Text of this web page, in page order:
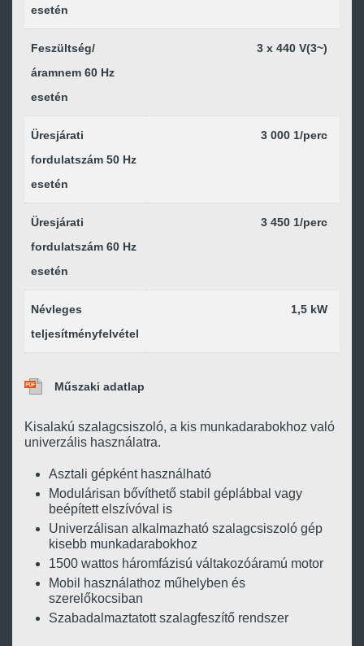
esetén
Feszültség/
áramnem 60 Hz
esetén
3 x 440 V(3~)
Üresjárati
fordulatszám 50 Hz
esetén
3 000 1/perc
Üresjárati
fordulatszám 60 Hz
esetén
3 450 1/perc
Névleges
teljesítményfelvétel
1,5 kW
Műszaki adatlap
Kisalakú szalagcsiszoló, a kis munkadarabokhoz való
univerzális használatra.
Asztali gépként használható
Modulárisan bővíthető stabil géplábbal vagy
beépített elszívóval is
Univerzálisan alkalmazható szalagcsiszoló gép
kisebb munkadarabokhoz
1500 wattos háromfázisú váltakozóáramú motor
Mobil használathoz műhelyben és
szerelőkocsiban
Szabadalmaztatott szalagfeszítő rendszer